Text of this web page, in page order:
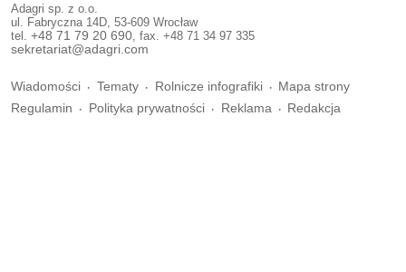
Adagri sp. z o.o.
ul. Fabryczna 14D, 53-609 Wrocław
tel. +48 71 79 20 690 , fax. +48 71 34 97 335
sekretariat@adagri.com
Wiadomości Tematy Rolnicze infografiki
Mapa strony
Regulamin
Polityka prywatności Reklama Redakcja